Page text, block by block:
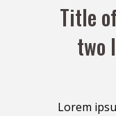
Title
two
Lorem